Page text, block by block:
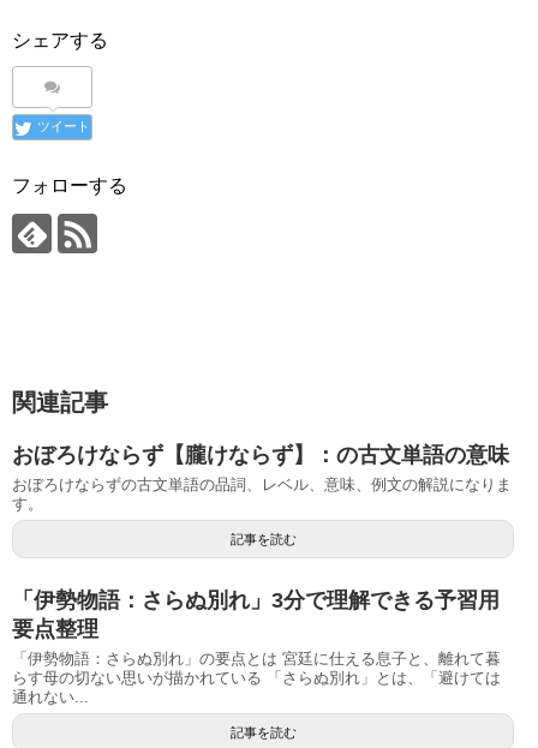
シェアする
ツイート
フォローする
関連記事
おぼろけならず【朧けならず】：の古文単語の意味
おぼろけならずの古文単語の品詞、レベル、意味、例文の解説になりま
す。
記事を読む
「伊勢物語：さらぬ別れ」3分で理解できる予習用
要点整理
「伊勢物語：さらぬ別れ」の要点とは 宮廷に仕える息子と、離れて暮
らす母の切ない思いが描かれている 「さらぬ別れ」とは、「避けては
通れない...
記事を読む